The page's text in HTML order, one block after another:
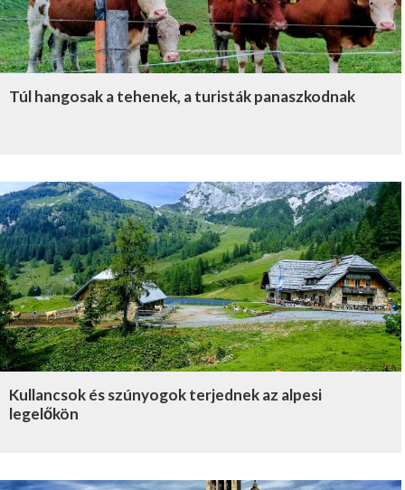
Túl hangosak a tehenek, a turisták panaszkodnak
Kullancsok és szúnyogok terjednek az alpesi
legelőkön